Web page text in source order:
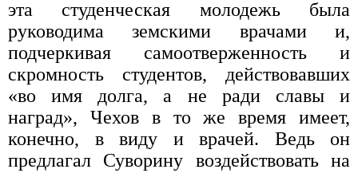
эта студенческая молодежь была
руководима земскими врачами и,
подчеркивая самоотверженность и
скромность студентов, действовавших
«во имя долга, а не ради славы и
наград», Чехов в то же время имеет,
конечно, в виду и врачей. Ведь он
предлагал Суворину воздействовать на